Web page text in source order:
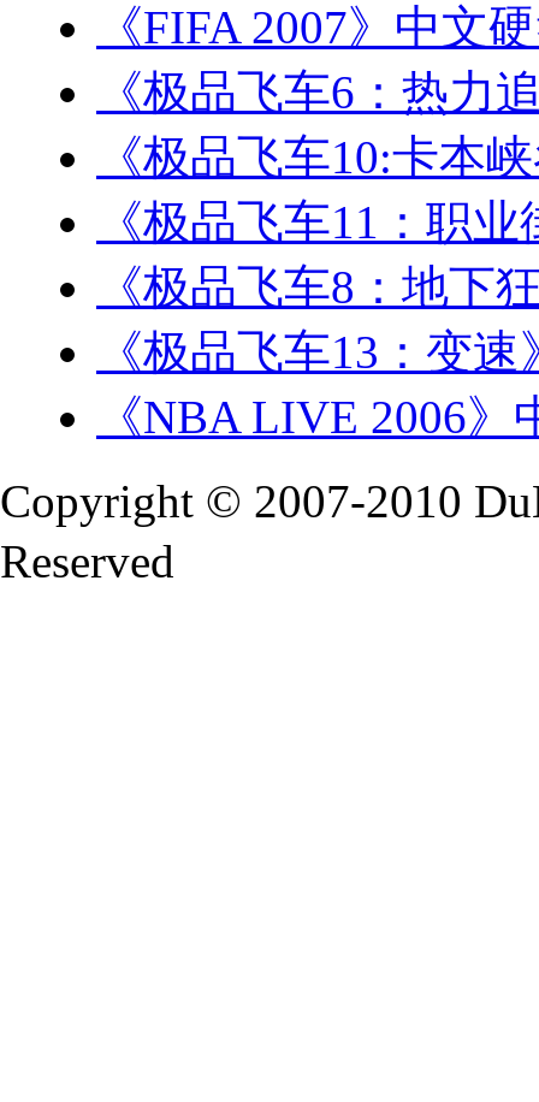
《FIFA 2007》中文
《极品飞车6：热力
《极品飞车10:卡本
《极品飞车11：职
《极品飞车8：地下
《极品飞车13：变
《NBA LIVE 2006
Copyright © 2007-2010
Reserved